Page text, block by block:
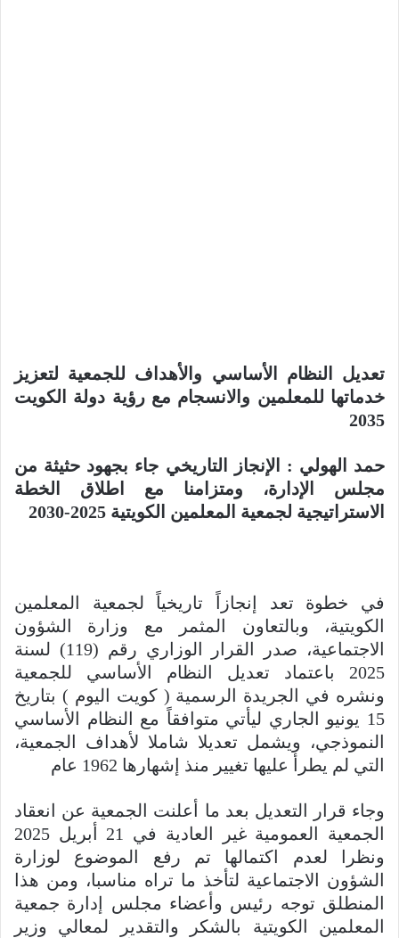
تعديل النظام الأساسي والأهداف للجمعية لتعزيز
خدماتها للمعلمين والانسجام مع رؤية دولة الكويت
2035
حمد الهولي : الإنجاز التاريخي جاء بجهود حثيثة من
مجلس الإدارة، ومتزامنا مع اطلاق الخطة
الاستراتيجية لجمعية المعلمين الكويتية 2025-2030
في خطوة تعد إنجازاً تاريخياً لجمعية المعلمين
الكويتية، وبالتعاون المثمر مع وزارة الشؤون
الاجتماعية، صدر القرار الوزاري رقم (119) لسنة
2025 باعتماد تعديل النظام الأساسي للجمعية
ونشره في الجريدة الرسمية ( كويت اليوم ) بتاريخ
15 يونيو الجاري ليأتي متوافقاً مع النظام الأساسي
النموذجي، ويشمل تعديلا شاملا لأهداف الجمعية،
التي لم يطرأ عليها تغيير منذ إشهارها 1962 عام
وجاء قرار التعديل بعد ما أعلنت الجمعية عن انعقاد
الجمعية العمومية غير العادية في 21 أبريل 2025
ونظرا لعدم اكتمالها تم رفع الموضوع لوزارة
الشؤون الاجتماعية لتأخذ ما تراه مناسبا، ومن هذا
المنطلق توجه رئيس وأعضاء مجلس إدارة جمعية
المعلمين الكويتية بالشكر والتقدير لمعالي وزير